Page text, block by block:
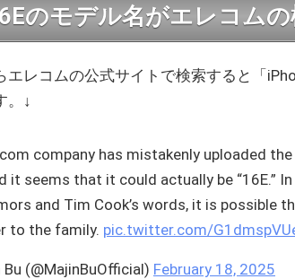
のモデル名がエレコム
レコムの公式サイトで検索すると「
。↓
company has mistakenly uploaded
it seems that it could actually be “16E.”
and Tim Cook’s words, it is possible
to the family. pic.twitter.com/
(@MajinBuOfficial) February 18, 2025